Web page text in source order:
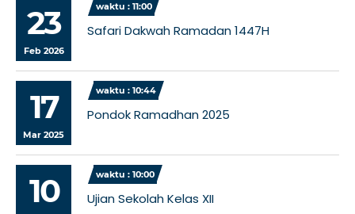
23
Feb 2026
waktu : 11:00
Safari Dakwah Ramadan 1447H
17
Mar 2025
waktu : 10:44
Pondok Ramadhan 2025
10 waktu : 10:00
Ujian Sekolah Kelas XII